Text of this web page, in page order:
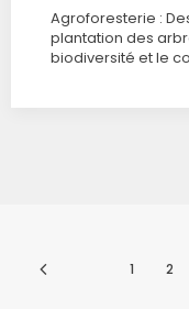
Agroforesterie :
plantation des
biodiversité et le
1 2